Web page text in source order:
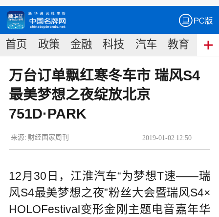
首页 政策 金融 科技 汽车 教育 食
万台订单飘红寒冬车市 瑞风S4
最美梦想之夜绽放北京
751D·PARK
2019-01-02 12:50
来源: 财经国家周刊
12月30日，江淮汽车“为梦想T速——瑞
风S4最美梦想之夜”粉丝大会暨瑞风S4×
HOLOFestival变形金刚主题电音嘉年华